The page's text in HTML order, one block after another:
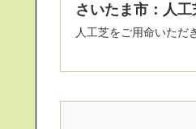
さいたま市：人工